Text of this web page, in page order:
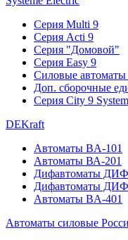
Серия Multi 9
Серия Acti 9
Серия "Домовой"
Серия Easy 9
Силовые автоматы
Доп. сборочные
Серия City 9
DEKraft
Автоматы BA-101
Автоматы ВА-201
Дифавтоматы
Дифавтоматы
Автоматы BA-401
Автоматы силовые